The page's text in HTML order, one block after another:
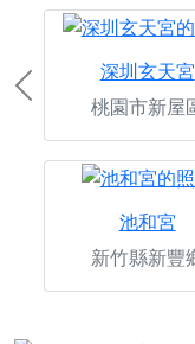
深圳玄天宮
桃園市新屋
池和宮
新竹縣新豐
Previous